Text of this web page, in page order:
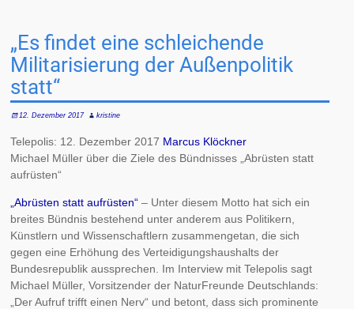
„Es findet eine schleichende
Militarisierung der Außenpolitik
statt“
12. Dezember 2017 kristine
Telepolis: 12. Dezember 2017 Marcus Klöckner
Michael Müller über die Ziele des Bündnisses „Abrüsten statt
aufrüsten“
„Abrüsten statt aufrüsten“– Unter diesem Motto hat sich ein
breites Bündnis bestehend unter anderem aus Politikern,
Künstlern und Wissenschaftlern zusammengetan, die sich
gegen eine Erhöhung des Verteidigungshaushalts der
Bundesrepublik aussprechen. Im Interview mit Telepolis sagt
Michael Müller, Vorsitzender der NaturFreunde Deutschlands:
„Der Aufruf trifft einen Nerv“ und betont, dass sich prominente